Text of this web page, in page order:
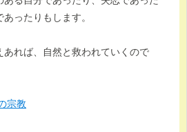
ったりもします。
あれば、自然と救われていくので
宗教